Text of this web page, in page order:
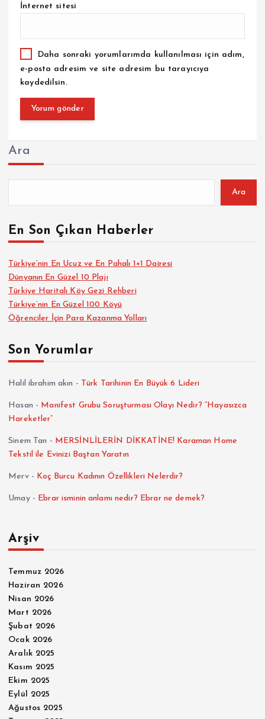
İnternet sitesi
Daha sonraki yorumlarımda kullanılması için adım,
e-posta adresim ve site adresim bu tarayıcıya
kaydedilsin.
Ara
Ara
En Son Çıkan Haberler
Türkiye’nin En Ucuz ve En Pahalı 1+1 Dairesi
Dünyanın En Güzel 10 Plajı
Türkiye Haritalı Köy Gezi Rehberi
Türkiye’nin En Güzel 100 Köyü
Öğrenciler İçin Para Kazanma Yolları
Son Yorumlar
Halil ibrahim akın - Türk Tarihinin En Büyük 6 Lideri
Hasan - Manifest Grubu Soruşturması Olayı Nedir? “Hayasızca
Hareketler”
Sinem Tan - MERSİNLİLERİN DİKKATİNE! Karaman Home
Tekstil ile Evinizi Baştan Yaratın
Merv- Koç Burcu Kadının Özellikleri Nelerdir?
Umay- Ebrar isminin anlamı nedir? Ebrar ne demek?
Arşiv
Temmuz 2026
Haziran 2026
Nisan 2026
Mart 2026
Şubat 2026
Ocak 2026
Aralık 2025
Kasım 2025
Ekim 2025
Eylül 2025
Ağustos 2025